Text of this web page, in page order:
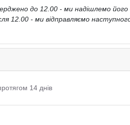
до 12.00 - ми надішлемо його
12.00 - ми відправляємо
14 днів